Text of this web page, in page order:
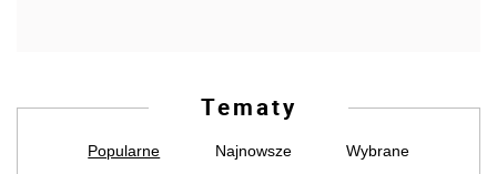
Tematy
Popularne Najnowsze Wybrane